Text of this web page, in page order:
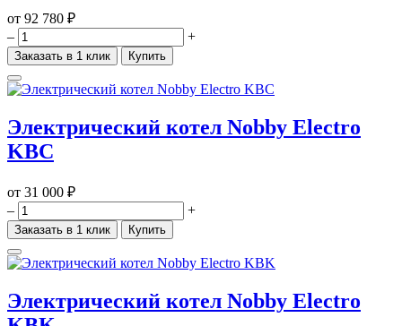
от 92 780 ₽
–
+
Заказать в 1 клик Купить
Электрический котел Nobby Electro
KBC
от 31 000 ₽
–
+
Заказать в 1 клик Купить
Электрический котел Nobby Electro